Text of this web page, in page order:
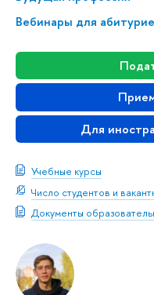
Вебинары для
Для
Учебные курсы
Число студентов и
Документы